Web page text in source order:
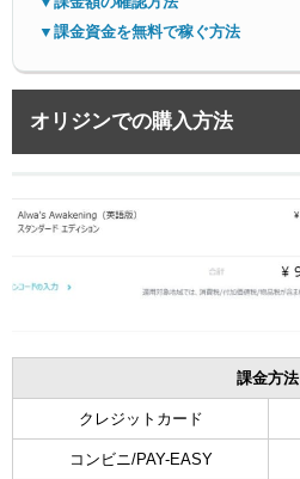
▼課金資金を無料で稼ぐ方法
オリジンでの購入方法
課金方法
クレジットカード
コンビニ/PAY-EASY